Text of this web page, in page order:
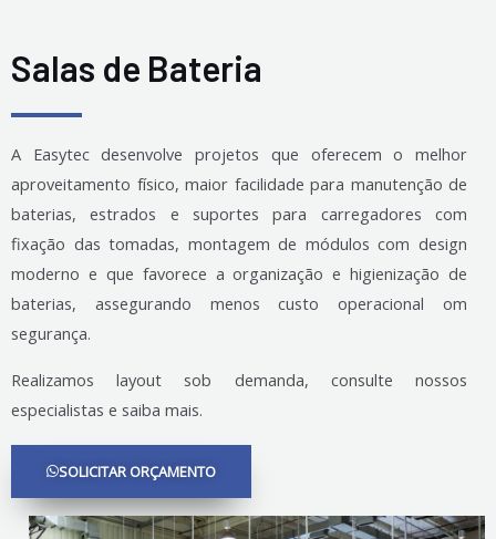
Salas de Bateria
A Easytec desenvolve projetos que oferecem o melhor
aproveitamento físico, maior facilidade para manutenção de
baterias, estrados e suportes para carregadores com
fixação das tomadas, montagem de módulos com design
moderno e que favorece a organização e higienização de
baterias, assegurando menos custo operacional om
segurança.
Realizamos layout sob demanda, consulte nossos
especialistas e saiba mais.
SOLICITAR ORÇAMENTO